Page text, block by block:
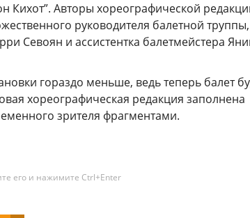
Кихот”. Авторы хореографической
руководителя балетной труппы,
Севоян и ассистентка балетмейстера
гораздо меньше, ведь теперь балет
хореографическая редакция заполнена
зрителя фрагментами.
его и нажимите Ctrl+Enter